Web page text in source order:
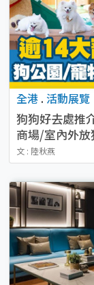
全港 . 活動展覽
狗狗好去處推
商場/室內外放
文 : 陸秋燕